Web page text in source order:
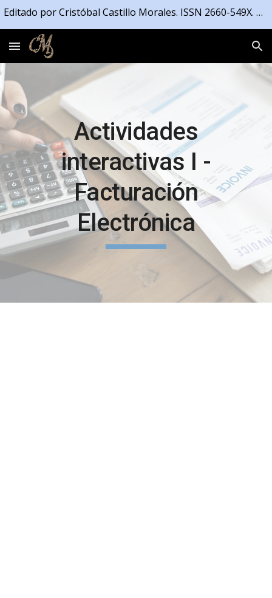
Editado por Cristóbal Castillo Morales. ISSN 2660-549X. Registrado en la Propiedad Intelectual de la Junta de Andalucía número 04/2021/4191
Actividades
interactivas I -
Facturación
Electrónica